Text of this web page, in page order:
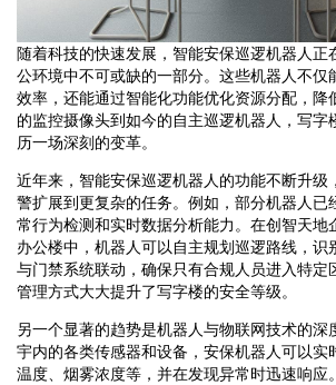
随着科技的快速发展，智能安保巡逻机器人正
公环境中不可或缺的一部分。这些机器人不仅
效率，还能通过智能化功能优化资源分配，降
的监控摄像头到如今的自主巡逻机器人，写字
历一场深刻的变革。
近年来，智能安保巡逻机器人的功能不断升级
警扩展到更复杂的任务。例如，部分机器人已
常行为检测和实时数据分析能力。在创智天地
办公楼中，机器人可以自主规划巡逻路线，识
与门禁系统联动，确保只有合规人员进入特定
管理方式大大提升了写字楼的安全等级。
另一个显著的趋势是机器人与物联网技术的深
宇内的各类传感器和设备，安保机器人可以实
温度、烟雾浓度等，并在发现异常时迅速响应